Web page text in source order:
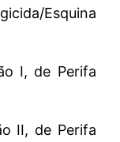
Esquina
I, de Perifa
II, de Perifa